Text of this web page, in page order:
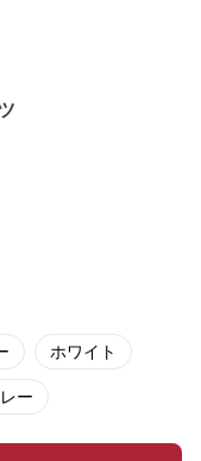
ホワイト
ー